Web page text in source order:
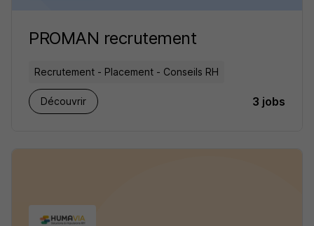
PROMAN recrutement
Recrutement - Placement - Conseils RH
Découvrir 3 jobs